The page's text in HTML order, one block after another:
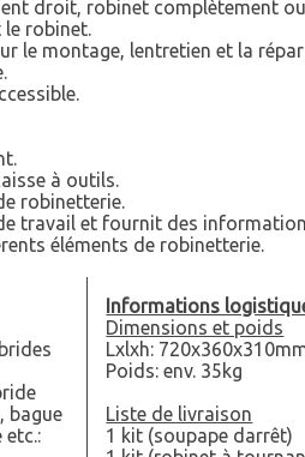
droit, robinet complètement
le robinet.
le montage, lentretien et la
à outils.
robinetterie.
travail et fournit des
éléments de robinetterie.
bague
etc.:
Informations
Dimensions et poids
Lxlxh:
Poids: env. 35kg
Liste de livraison
1 kit (soupape darrêt)